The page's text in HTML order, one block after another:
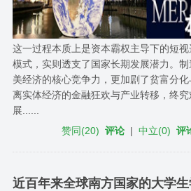
这一过程本质上是资本霸权主导下的短视
模式，实则透支了国家长期发展潜力。
美经济的核心竞争力，更加剧了贫富分
离实体经济的金融狂欢与产业转移，终
展......
赞同(20) 评论 |中立(0) 评
近百年来全球南方国家的大学